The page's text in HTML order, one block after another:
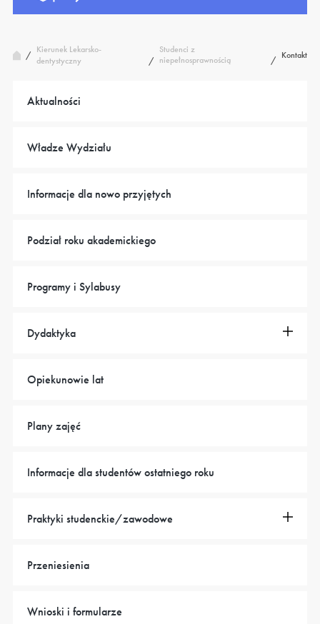
/ Kierunek Lekarsko-
dentystyczny
/
Studenci z
niepełnosprawnością
/ Kontakt
Aktualności
Władze Wydziału
Informacje dla nowo przyjętych
Podział roku akademickiego
Programy i Sylabusy
Dydaktyka
Opiekunowie lat
Plany zajęć
Informacje dla studentów ostatniego roku
Praktyki studenckie/zawodowe
Przeniesienia
Wnioski i formularze